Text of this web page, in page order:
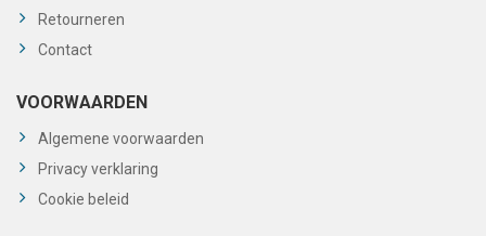
Retourneren
Contact
VOORWAARDEN
Algemene voorwaarden
Privacy verklaring
Cookie beleid